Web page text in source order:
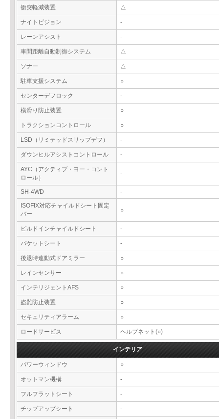
衝突軽減装置 △
ナイトビジョン -
レーンアシスト -
車間距離自動制御システム △
ソナー △
駐車支援システム ○
センターデフロック -
横滑り防止装置 ○
トラクションコントロール ○
LSD（リミテッドスリップデフ） -
ダウンヒルアシストコントロール -
AYC（アクティブ・ヨー・コント
ロール）
-
SH-4WD
-
ISOFIX対応チャイルドシート固定
バー
○
ビルドインチャイルドシート -
バケットシート -
後退時連動式ドアミラー ○
レインセンサー ○
インテリジェントAFS ○
盗難防止装置 ○
セキュリティアラーム ○
ロードサービス ヘルプネット(○)
インテリア
パワーウィンドウ ○
オットマン機構 -
フルフラットシート -
チップアップシート -